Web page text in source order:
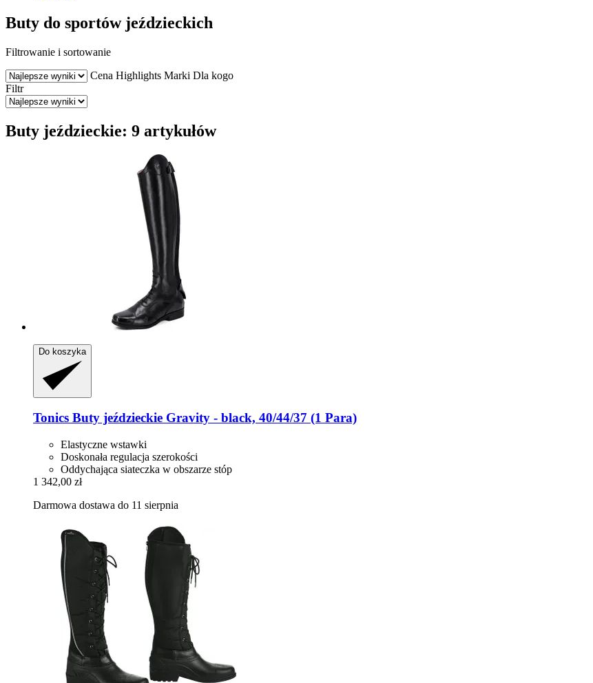
Buty do sportów jeździeckich
Filtrowanie i sortowanie
Cena Highlights Marki Dla kogo
Filtr
Buty jeździeckie: 9 artykułów
Do koszyka
Tonics Buty jeździeckie Gravity -​ black, 40/44/37 (1 Para)
Elastyczne wstawki
Doskonała regulacja szerokości
Oddychająca siateczka w obszarze stóp
1 342,00 zł
Darmowa dostawa do 11 sierpnia